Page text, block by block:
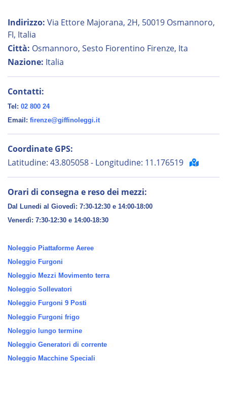
Indirizzo: Via Ettore Majorana, 2H, 50019 Osmannoro,
FI, Italia
Città: Osmannoro, Sesto Fiorentino Firenze, Ita
Nazione: Italia
Contatti:
Tel: 02 800 24
Email: firenze@giffinoleggi.it
Coordinate GPS:
Latitudine: 43.805058 - Longitudine: 11.176519
Orari di consegna e reso dei mezzi:
Dal Lunedi al Giovedì: 7:30-12:30 e 14:00-18:00
Venerdì: 7:30-12:30 e 14:00-18:30
Noleggio Piattaforme Aeree
Noleggio Furgoni
Noleggio Mezzi Movimento terra
Noleggio Sollevatori
Noleggio Furgoni 9 Posti
Noleggio Furgoni frigo
Noleggio lungo termine
Noleggio Generatori di corrente
Noleggio Macchine Speciali